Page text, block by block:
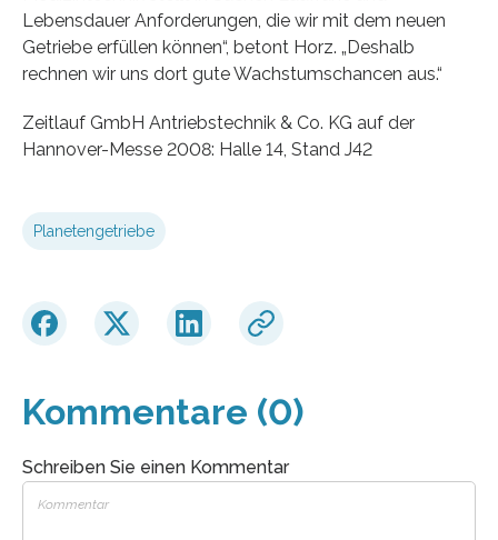
Lebensdauer Anforderungen, die wir mit dem neuen
Getriebe erfüllen können“, betont Horz. „Deshalb
rechnen wir uns dort gute Wachstumschancen aus.“
Zeitlauf GmbH Antriebstechnik & Co. KG auf der
Hannover-Messe 2008: Halle 14, Stand J42
Planetengetriebe
Kommentare (0)
Schreiben Sie einen Kommentar